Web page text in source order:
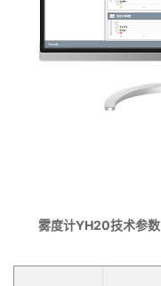
雾度计YH20技术参数